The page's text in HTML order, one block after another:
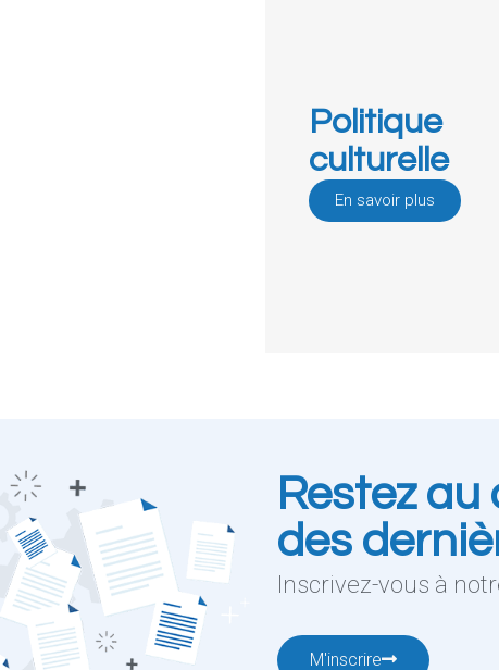
Politique
culturelle
En savoir plus
Restez
des
Inscrivez-vous à
M'inscrire